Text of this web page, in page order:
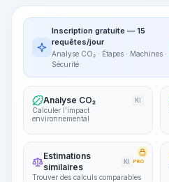
Inscription gratuite — 15
requêtes/jour
Analyse CO₂ · Étapes · Machines ·
Sécurité
Analyse CO₂ KI
Calculer l’impact
environnemental
Estimations
similaires
KI PRO
Trouver des calculs comparables